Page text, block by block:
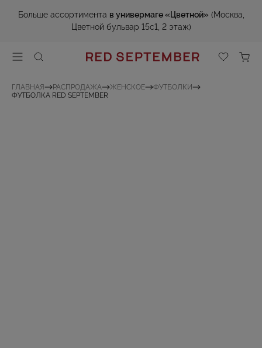
Больше ассортимента в универмаге «Цветной» (Москва,
Цветной бульвар 15с1, 2 этаж)
ГЛАВНАЯ РАСПРОДАЖА ЖЕНСКОЕ
ФУТБОЛКИ
ФУТБОЛКА RED SEPTEMBER